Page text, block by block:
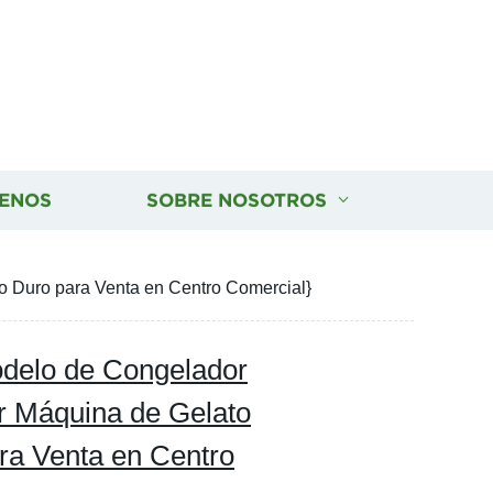
SOBRE NOSOTROS
Duro para Venta en Centro Comercial}
de Congelador
Máquina de Gelato
Venta en Centro